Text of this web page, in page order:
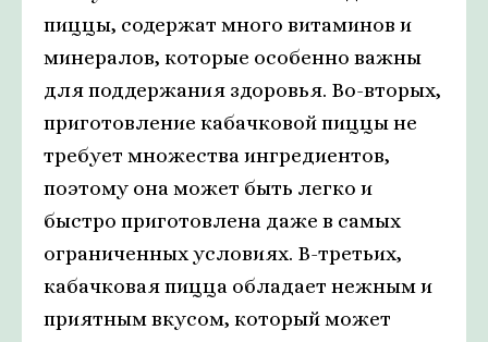
пиццы, содержат много витаминов и
минералов, которые особенно важны
для поддержания здоровья. Во-вторых,
приготовление кабачковой пиццы не
требует множества ингредиентов,
поэтому она может быть легко и
быстро приготовлена даже в самых
ограниченных условиях. В-третьих,
кабачковая пицца обладает нежным и
приятным вкусом, который может